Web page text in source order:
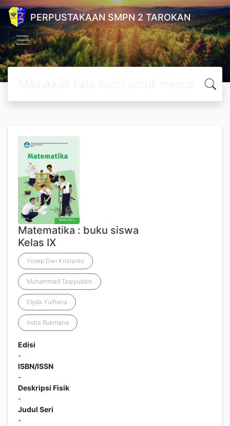
PERPUSTAKAAN SMPN 2 TAROKAN
Matematika : buku siswa
Kelas IX
Yosep Dwi Kristanto
Muhammad Taqiyuddin
Elyda Yulfiana
Indra Rukmana
Edisi
-
ISBN/ISSN
-
Deskripsi Fisik
-
Judul Seri
-